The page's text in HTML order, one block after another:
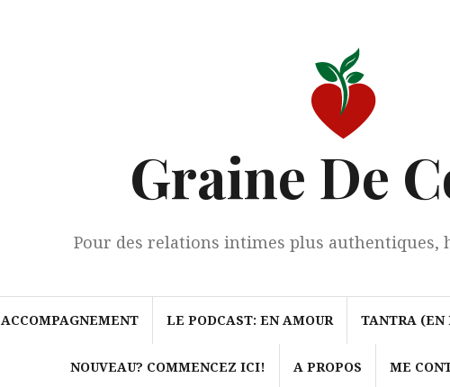
Graine De
Pour des relations intimes plus authentiques,
ACCOMPAGNEMENT LE PODCAST: EN AMOUR TANTRA (EN
NOUVEAU? COMMENCEZ ICI! A PROPOS ME